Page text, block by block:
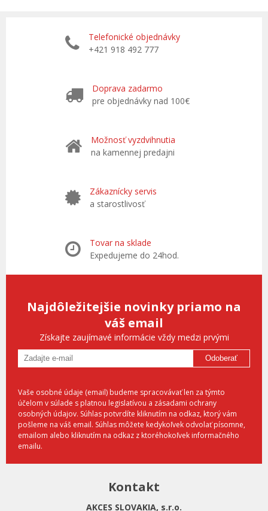
Telefonické objednávky
+421 918 492 777
Doprava zadarmo
pre objednávky nad 100€
Možnosť vyzdvihnutia
na kamennej predajni
Zákaznícky servis
a starostlivosť
Tovar na sklade
Expedujeme do 24hod.
Najdôležitejšie novinky priamo na
váš email
Získajte zaujímavé informácie vždy medzi prvými
Odoberať
Vaše osobné údaje (email) budeme spracovávať len za týmto
účelom v súlade s platnou legislatívou a zásadami ochrany
osobných údajov. Súhlas potvrdíte kliknutím na odkaz, ktorý vám
pošleme na váš email. Súhlas môžete kedykoľvek odvolať písomne,
emailom alebo kliknutím na odkaz z ktoréhokoľvek informačného
emailu.
Kontakt
AKCES SLOVAKIA, s.r.o.